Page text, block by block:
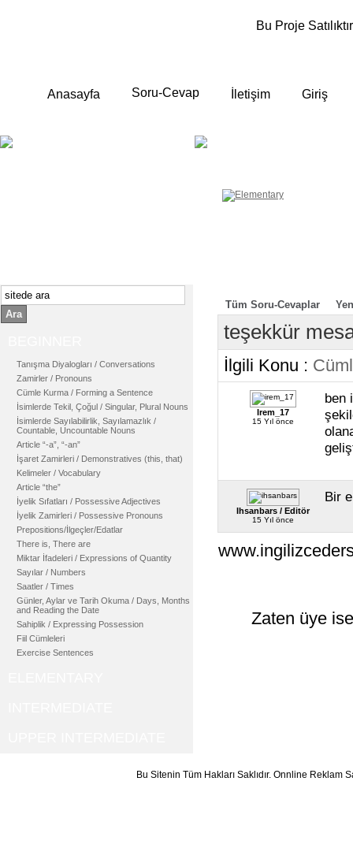
Bu Proje
Anasayfa Soru-Cevap İletişim Giriş
Ara
Tanışma Diyalogları / Conversations
Zamirler / Pronouns
Cümle Kurma / Forming a Sentence
İsimlerde Tekil, Çoğul / Singular, Plural Nouns
İsimlerde Sayılabilirlik, Sayılamazlık /
Countable, Uncountable Nouns
Article “-a”, “-an”
İşaret Zamirleri / Demonstratives (this, that)
Kelimeler / Vocabulary
Article “the”
İyelik Sıfatları / Possessive Adjectives
İyelik Zamirleri / Possessive Pronouns
Prepositions/İlgeçler/Edatlar
There is, There are
Miktar İfadeleri / Expressions of Quantity
Sayılar / Numbers
Saatler / Times
Günler, Aylar ve Tarih Okuma / Days, Months
and Reading the Date
Sahiplik / Expressing Possession
Fiil Cümleleri
Exercise Sentences
Tüm Soru-Cevaplar
teşekkür
İlgili Konu :
Irem_17
15 Yıl önce
ben
Ihsanbars / Editör
15 Yıl önce
Bir
Zaten üye
Bu Sitenin Tüm Hakları Saklıdır. Onnline